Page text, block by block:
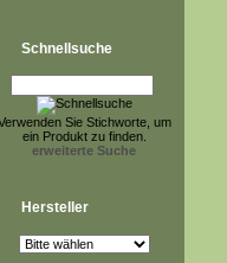
Schnellsuche
Sie Stichworte, um
ein Produkt zu finden.
erweiterte Suche
Hersteller